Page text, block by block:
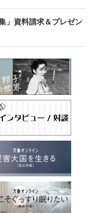
」資料請求＆プレゼン